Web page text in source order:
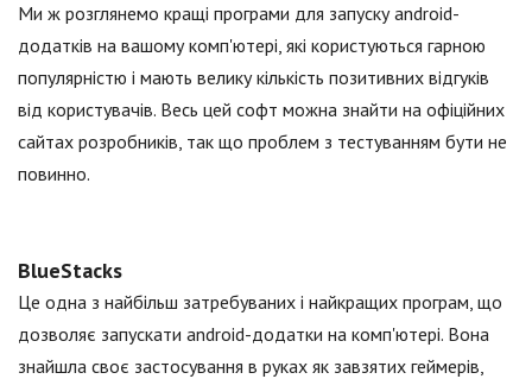
Ми ж розглянемо кращі програми для запуску android-
додатків на вашому комп'ютері, які користуються гарною
популярністю і мають велику кількість позитивних відгуків
від користувачів. Весь цей софт можна знайти на офіційних
сайтах розробників, так що проблем з тестуванням бути не
повинно.
BlueStacks
Це одна з найбільш затребуваних і найкращих програм, що
дозволяє запускати android-додатки на комп'ютері. Вона
знайшла своє застосування в руках як завзятих геймерів,